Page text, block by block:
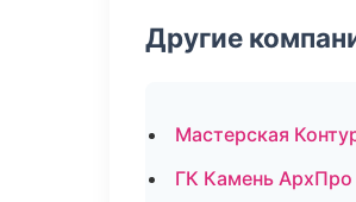
Другие
Мастерская
ГК Камень